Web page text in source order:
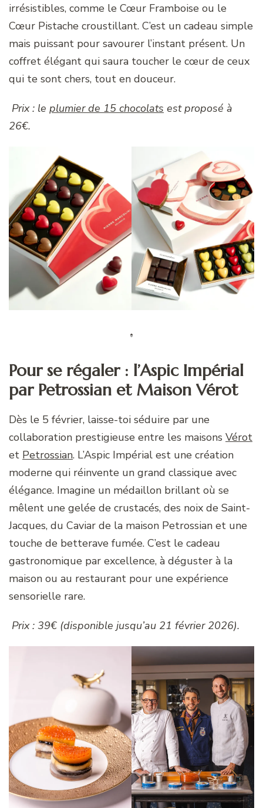
irrésistibles, comme le Cœur Framboise ou le
Cœur Pistache croustillant. C’est un cadeau simple
mais puissant pour savourer l’instant présent. Un
coffret élégant qui saura toucher le cœur de ceux
qui te sont chers, tout en douceur.
Prix : le plumier de 15 chocolats est proposé à
26€.
Pour se régaler : l’Aspic Impérial
par Petrossian et Maison Vérot
Dès le 5 février, laisse-toi séduire par une
collaboration prestigieuse entre les maisons Vérot
et Petrossian. L’Aspic Impérial est une création
moderne qui réinvente un grand classique avec
élégance. Imagine un médaillon brillant où se
mêlent une gelée de crustacés, des noix de Saint-
Jacques, du Caviar de la maison Petrossian et une
touche de betterave fumée. C’est le cadeau
gastronomique par excellence, à déguster à la
maison ou au restaurant pour une expérience
sensorielle rare.
Prix : 39€ (disponible jusqu’au 21 février 2026).